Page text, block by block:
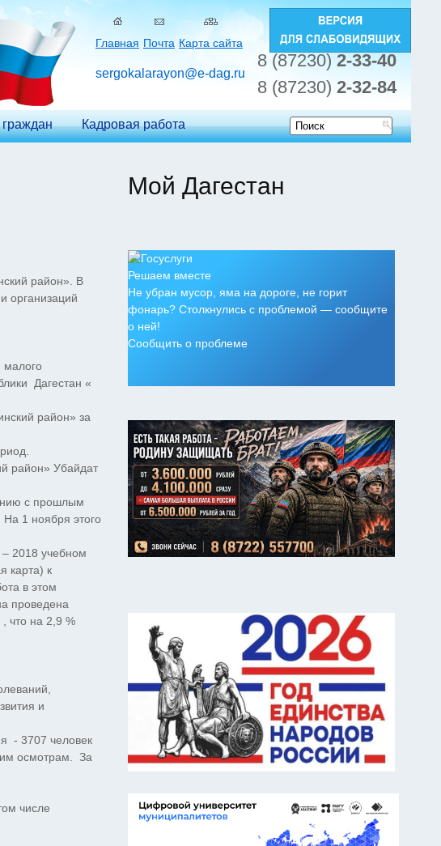
Главная Почта Карта сайта
sergokalarayon@e-dag.ru
8 (87230) 2-33-40
8 (87230) 2-32-84
Кадровая работа
Форма
район». В
организаций
малого
Дагестан «
район» за
район» Убайдат
с прошлым
1 ноября этого
2018 учебном
карта) к
в этом
проведена
что на 2,9 %
и
- 3707 человек
осмотрам. За
числе
Мой Дагестан
Решаем вместе
Не убран мусор, яма на дороге, не горит
фонарь? Столкнулись с проблемой — сообщите
о ней!
Сообщить о проблеме